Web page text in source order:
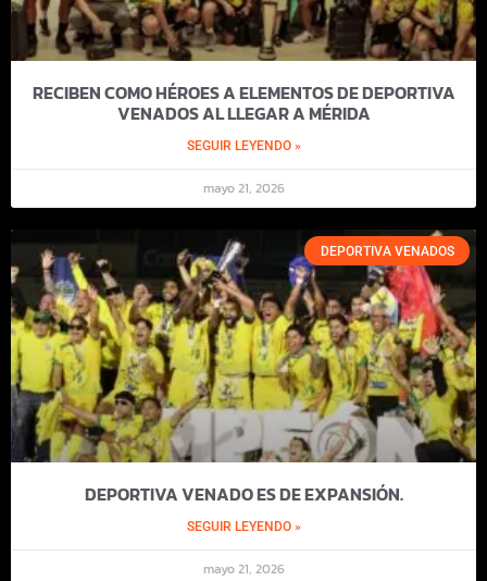
RECIBEN COMO HÉROES A ELEMENTOS DE DEPORTIVA
VENADOS AL LLEGAR A MÉRIDA
SEGUIR LEYENDO »
mayo 21, 2026
DEPORTIVA VENADOS
DEPORTIVA VENADO ES DE EXPANSIÓN.
SEGUIR LEYENDO »
mayo 21, 2026